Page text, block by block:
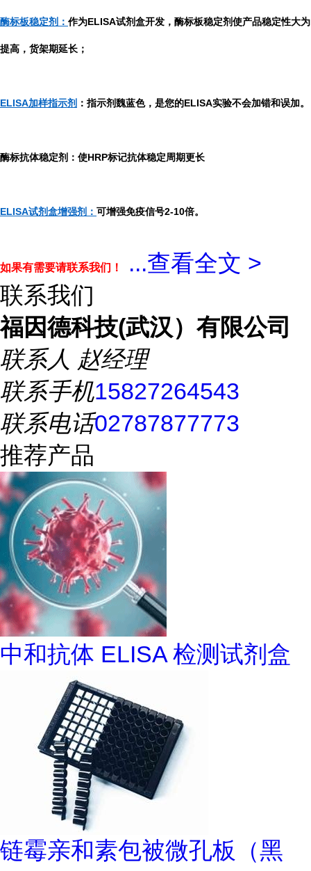
酶标板稳定剂： 作为ELISA试剂盒开发，酶标板稳定剂使产品稳定性大为
提高，货架期延长；
ELISA加样指示剂 ：指示剂魏蓝色，是您的ELISA实验不会加错和误加。
酶标抗体稳定剂：使HRP标记抗体稳定周期更长
ELISA试剂盒增强剂： 可增强免疫信号2-10倍。
如果有需要请联系我们！ ...查看全文 >
联系我们
福因德科技(武汉）有限公司
联系人 赵经理
联系手机15827264543
联系电话02787877773
推荐产品
中和抗体 ELISA 检测试剂盒
链霉亲和素包被微孔板（黑